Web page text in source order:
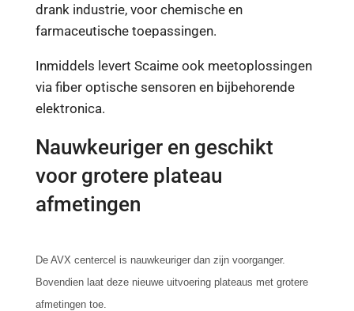
drank industrie, voor chemische en
farmaceutische toepassingen.
Inmiddels levert Scaime ook meetoplossingen
via fiber optische sensoren en bijbehorende
elektronica.
Nauwkeuriger en geschikt
voor grotere plateau
afmetingen
De AVX centercel is nauwkeuriger dan zijn voorganger.
Bovendien laat deze nieuwe uitvoering plateaus met grotere
afmetingen toe.